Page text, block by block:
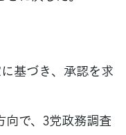
基づき、承認を求
で、3党政務調査